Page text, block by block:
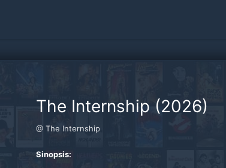
The Internship (2026)
@ The Internship
Sinopsis: